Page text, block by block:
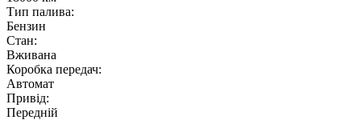
Тип палива:
Бензин
Стан:
Вживана
Коробка передач:
Автомат
Привід:
Передній